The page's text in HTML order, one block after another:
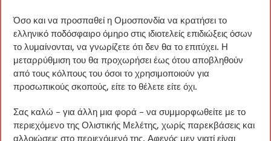
Όσο και να προσπαθεί η Ομοσπονδία να κρατήσει το
ελληνικό ποδόσφαιρο όμηρο στις ιδιοτελείς επιδιώξεις όσων
το λυμαίνονται, να γνωρίζετε ότι δεν θα το επιτύχει. Η
μεταρρύθμιση του θα προχωρήσει έως ότου αποβληθούν
από τους κόλπους του όσοι το χρησιμοποιούν για
προσωπικούς σκοπούς, είτε το θέλετε είτε όχι.
Σας καλώ – για άλλη μια φορά – να συμμορφωθείτε με το
περιεχόμενο της Ολιστικής Μελέτης, χωρίς παρεκβάσεις και
αλλοιώσεις στο περιεχόμενό της. Αφενός μεν γιατί είναι